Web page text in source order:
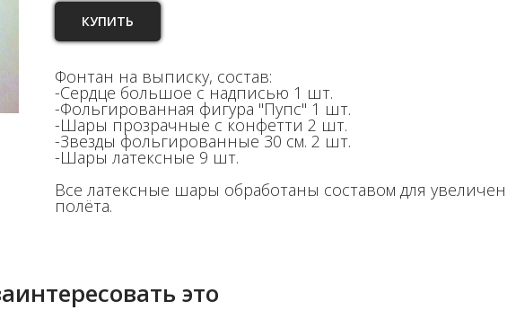
КУПИТЬ
Фонтан на выписку, состав:
-Сердце большое с надписью 1 шт.
-Фольгированная фигура "Пупс" 1 шт.
-Шары прозрачные с конфетти 2 шт.
-Звезды фольгированные 30 см. 2 шт.
-Шары латексные 9 шт.
Все латексные шары обработаны составом для
полёта.
это